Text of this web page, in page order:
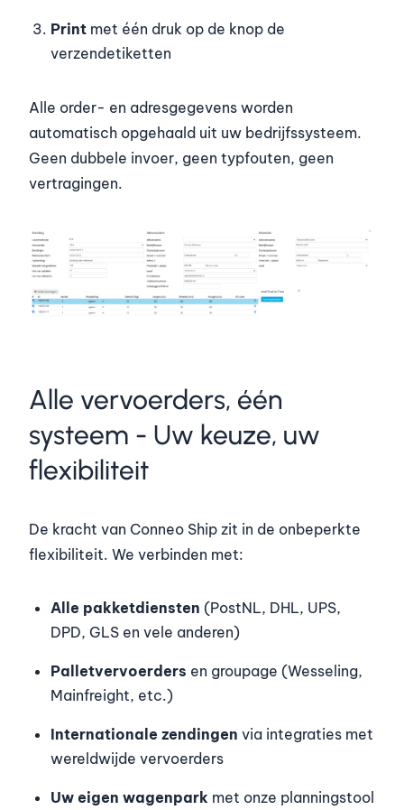
Print met één druk op de knop de
verzendetiketten
Alle order- en adresgegevens worden
automatisch opgehaald uit uw bedrijfssysteem.
Geen dubbele invoer, geen typfouten, geen
vertragingen.
Alle vervoerders, één
systeem - Uw keuze, uw
flexibiliteit
De kracht van Conneo Ship zit in de onbeperkte
flexibiliteit. We verbinden met:
Alle pakketdiensten (PostNL, DHL, UPS,
DPD, GLS en vele anderen)
Palletvervoerders en groupage (Wesseling,
Mainfreight, etc.)
Internationale zendingen via integraties met
wereldwijde vervoerders
Uw eigen wagenpark met onze planningstool